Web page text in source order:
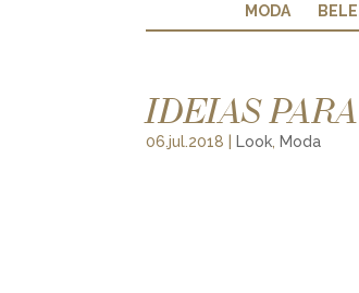
MODA
IDEIAS
06.jul.2018 Look, Moda